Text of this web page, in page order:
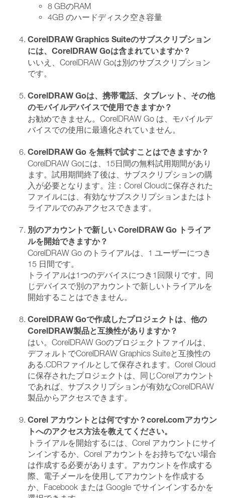
8 GBのRAM
4GB のハードディスク空き容量
CorelDRAW Graphics Suiteのサブスクリプション
には、CorelDRAW Goは含まれていますか？
いいえ、CorelDRAW Goは別のサブスクリプション
です。
CorelDRAW Goは、携帯電話、タブレット、その他
のモバイルデバイスで使用できますか？
お勧めできません。CorelDRAW Go は、モバイルデ
バイスでの使用に最適化されていません。
CorelDRAW Go を無料で試すことはできますか？
CorelDRAW Goには、15日間の無料試用期間があり
ます。試用期間終了後は、サブスクリプションの購
入が必要となります。注：Corel Cloudに保存された
ファイルには、有効なサブスクリプションまたはト
ライアルでのみアクセスできます。
別のアカウントで新しい CorelDRAW Go トライア
ルを開始できますか？
CorelDRAW Go のトライアルは、1 ユーザーにつき
15 日間です。
トライアルは1つのデバイスにつき1回限りです。同
じデバイスで別のアカウントで新しいトライアルを
開始することはできません。
CorelDRAW Goで作成したプロジェクトは、他の
CorelDRAW製品と互換性がありますか？
はい。CorelDRAW Goのプロジェクトファイルは、
デフォルトでCorelDRAW Graphics Suiteと互換性の
ある.CDRファイルとして保存されます。Corel Cloud
に保存されたプロジェクトは、同じCorelアカウント
であれば、サブスクリプションが有効なCorelDRAW
製品からアクセスできます。
Corel アカウントとは何ですか？corel.comアカウン
トへのアクセス方法を教えてください。
トライアルを開始するには、Corel アカウントにサイ
ンインするか、Corel アカウントをお持ちでない場合
は作成する必要があります。アカウントを作成する
際、電子メールを使用してアカウントを作成する
か、Facebook または Google でサインインするかを